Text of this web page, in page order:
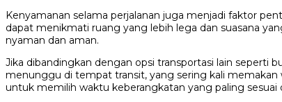
Kenyamanan selama perjalanan juga menjadi faktor
dapat menikmati ruang yang lebih lega dan suasana
nyaman dan aman.
Jika dibandingkan dengan opsi transportasi lain seperti
menunggu di tempat transit, yang sering kali memakan
untuk memilih waktu keberangkatan yang paling sesuai